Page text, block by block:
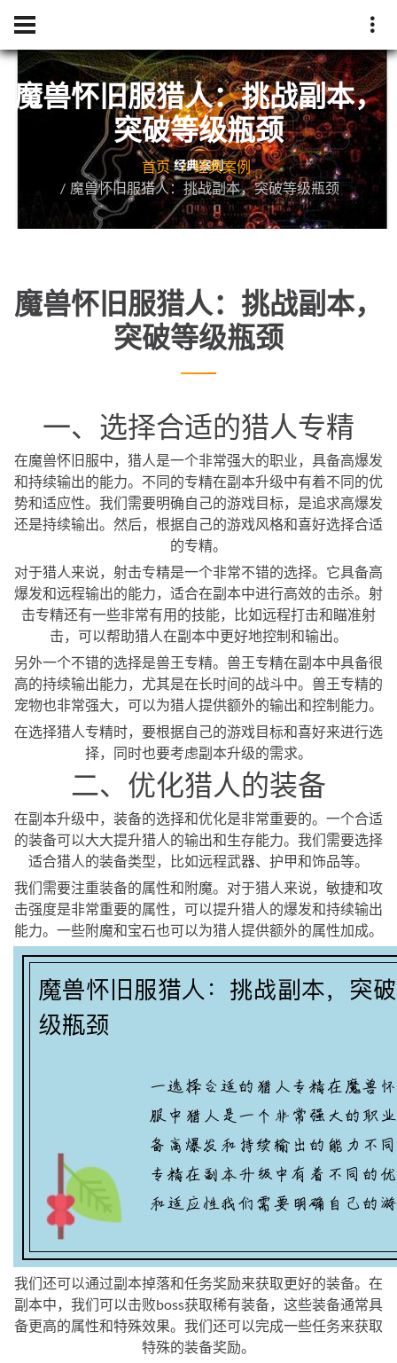
魔兽怀旧服猎人：挑战副本，
突破等级瓶颈
首页
经典案例
魔兽怀旧服猎人：挑战副本，突破等级瓶颈
魔兽怀旧服猎人：挑战副本，
突破等级瓶颈
一、选择合适的猎人专精
在魔兽怀旧服中，猎人是一个非常强大的职业，具备高爆发
和持续输出的能力。不同的专精在副本升级中有着不同的优
势和适应性。我们需要明确自己的游戏目标，是追求高爆发
还是持续输出。然后，根据自己的游戏风格和喜好选择合适
的专精。
对于猎人来说，射击专精是一个非常不错的选择。它具备高
爆发和远程输出的能力，适合在副本中进行高效的击杀。射
击专精还有一些非常有用的技能，比如远程打击和瞄准射
击，可以帮助猎人在副本中更好地控制和输出。
另外一个不错的选择是兽王专精。兽王专精在副本中具备很
高的持续输出能力，尤其是在长时间的战斗中。兽王专精的
宠物也非常强大，可以为猎人提供额外的输出和控制能力。
在选择猎人专精时，要根据自己的游戏目标和喜好来进行选
择，同时也要考虑副本升级的需求。
二、优化猎人的装备
在副本升级中，装备的选择和优化是非常重要的。一个合适
的装备可以大大提升猎人的输出和生存能力。我们需要选择
适合猎人的装备类型，比如远程武器、护甲和饰品等。
我们需要注重装备的属性和附魔。对于猎人来说，敏捷和攻
击强度是非常重要的属性，可以提升猎人的爆发和持续输出
能力。一些附魔和宝石也可以为猎人提供额外的属性加成。
我们还可以通过副本掉落和任务奖励来获取更好的装备。在
副本中，我们可以击败boss获取稀有装备，这些装备通常具
备更高的属性和特殊效果。我们还可以完成一些任务来获取
特殊的装备奖励。